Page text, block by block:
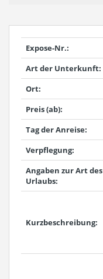
Expose-Nr.:
Art der Unterkunft:
Ort:
Preis (ab):
Tag der Anreise:
Verpflegung:
Angaben zur Art des
Urlaubs:
Kurzbeschreibung: